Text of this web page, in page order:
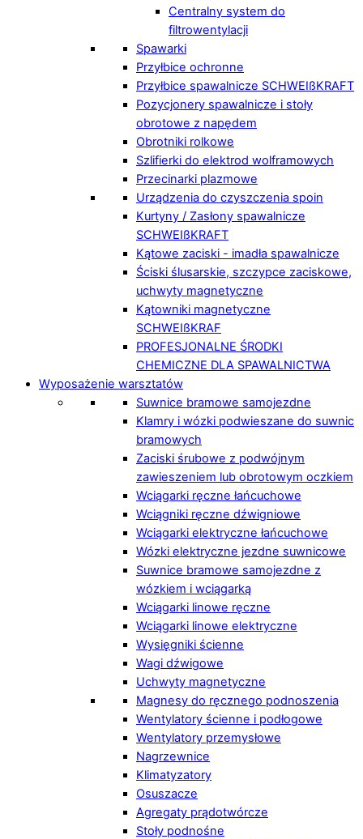
Centralny system do
filtrowentylacji
Spawarki
Przyłbice ochronne
Przyłbice spawalnicze SCHWEIßKRAFT
Pozycjonery spawalnicze i stoły
obrotowe z napędem
Obrotniki rolkowe
Szlifierki do elektrod wolframowych
Przecinarki plazmowe
Urządzenia do czyszczenia spoin
Kurtyny / Zasłony spawalnicze
SCHWEIßKRAFT
Kątowe zaciski - imadła spawalnicze
Ściski ślusarskie, szczypce zaciskowe,
uchwyty magnetyczne
Kątowniki magnetyczne
SCHWEIßKRAF
PROFESJONALNE ŚRODKI
CHEMICZNE DLA SPAWALNICTWA
Wyposażenie warsztatów
Suwnice bramowe samojezdne
Klamry i wózki podwieszane do suwnic
bramowych
Zaciski śrubowe z podwójnym
zawieszeniem lub obrotowym oczkiem
Wciągarki ręczne łańcuchowe
Wciągniki ręczne dźwigniowe
Wciągarki elektryczne łańcuchowe
Wózki elektryczne jezdne suwnicowe
Suwnice bramowe samojezdne z
wózkiem i wciągarką
Wciągarki linowe ręczne
Wciągarki linowe elektryczne
Wysięgniki ścienne
Wagi dźwigowe
Uchwyty magnetyczne
Magnesy do ręcznego podnoszenia
Wentylatory ścienne i podłogowe
Wentylatory przemysłowe
Nagrzewnice
Klimatyzatory
Osuszacze
Agregaty prądotwórcze
Stoły podnośne